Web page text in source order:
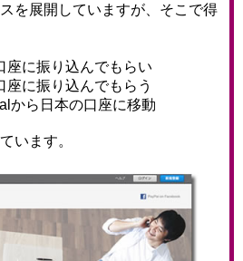
を展開していますが、そこで得
座に振り込んでもらい
座に振り込んでもらう
から日本の口座に移動
います。